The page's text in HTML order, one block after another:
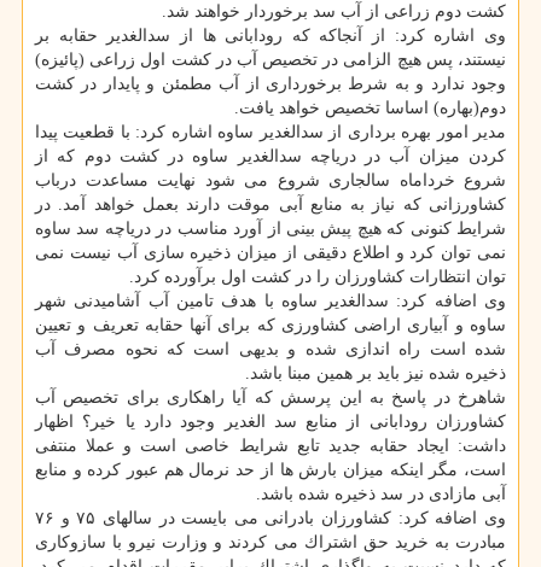
كشت دوم زراعی از آب سد برخوردار خواهند شد.
وی اشاره كرد: از آنجاكه كه رودابانی ها از سدالغدیر حقابه بر
نیستند، پس هیچ الزامی در تخصیص آب در كشت اول زراعی (پائیزه)
وجود ندارد و به شرط برخورداری از آب مطمئن و پایدار در كشت
دوم(بهاره) اساسا تخصیص خواهد یافت.
مدیر امور بهره برداری از سدالغدیر ساوه اشاره كرد: با قطعیت پیدا
كردن میزان آب در دریاچه سدالغدیر ساوه در كشت دوم كه از
شروع خرداماه سالجاری شروع می شود نهایت مساعدت درباب
كشاورزانی كه نیاز به منابع آبی موقت دارند بعمل خواهد آمد. در
شرایط كنونی كه هیچ پیش بینی از آورد مناسب در دریاچه سد ساوه
نمی توان كرد و اطلاع دقیقی از میزان ذخیره سازی آب نیست نمی
توان انتظارات كشاورزان را در كشت اول برآورده كرد.
وی اضافه كرد: سدالغدیر ساوه با هدف تامین آب آشامیدنی شهر
ساوه و آبیاری اراضی كشاورزی كه برای آنها حقابه تعریف و تعیین
شده است راه اندازی شده و بدیهی است كه نحوه مصرف آب
ذخیره شده نیز باید بر همین مبنا باشد.
شاهرخ در پاسخ به این پرسش كه آیا راهكاری برای تخصیص آب
كشاورزان رودابانی از منابع سد الغدیر وجود دارد یا خیر؟ اظهار
داشت: ایجاد حقابه جدید تابع شرایط خاصی است و عملا منتفی
است، مگر اینكه میزان بارش ها از حد نرمال هم عبور كرده و منابع
آبی مازادی در سد ذخیره شده باشد.
وی اضافه كرد: كشاورزان بادرانی می بایست در سالهای ۷۵ و ۷۶
مبادرت به خرید حق اشتراك می كردند و وزارت نیرو با سازوكاری